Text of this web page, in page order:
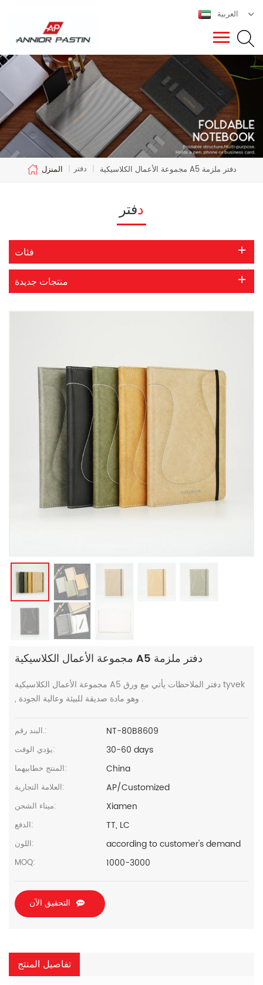
العربية
المنزل | دفتر | مجموعة الأعمال الكلاسيكية A5 دفتر ملزمة
دفتر
فئات
منتجات جديدة
مجموعة الأعمال الكلاسيكية A5 دفتر ملزمة
مجموعة الأعمال الكلاسيكية A5 دفتر الملاحظات يأتي مع ورق tyvek
, وهو مادة صديقة للبيئة وعالية الجودة .
البند رقم.: NT-80B8609
يؤدي الوقت: 30-60 days
المنتج خطابيهما: China
العلامة التجارية: AP/Customized
ميناء الشحن: Xiamen
الدفع: TT, LC
اللون: according to customer's demand
MOQ: 1000-3000
التحقيق الآن
تفاصيل المنتج